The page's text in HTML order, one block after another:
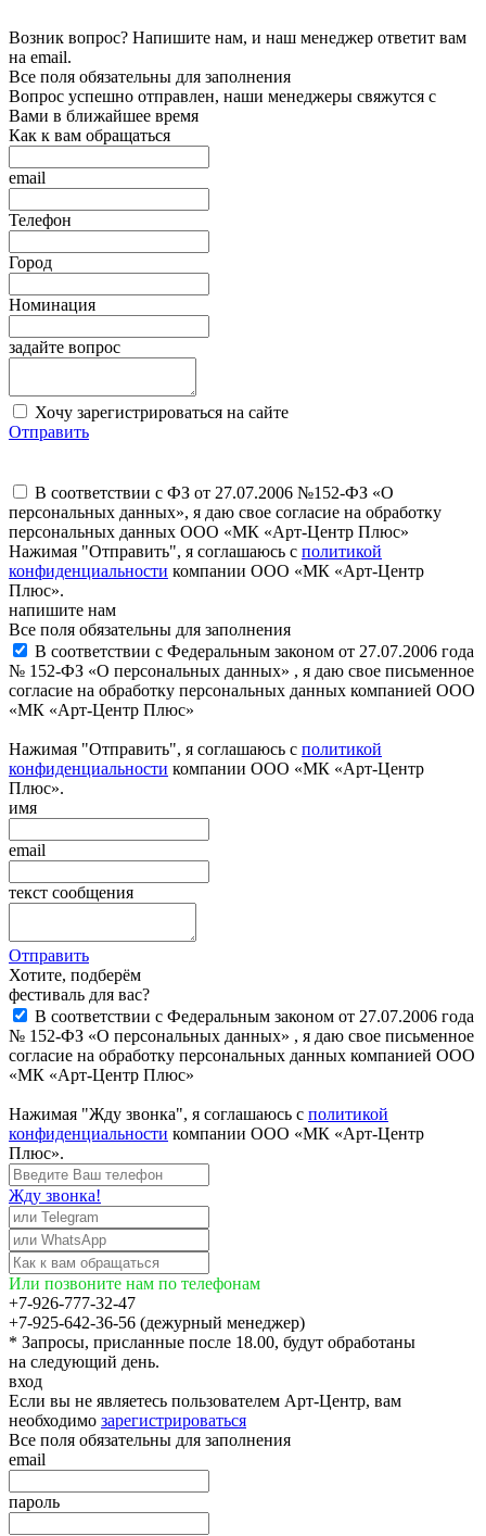
Возник вопрос? Напишите нам, и наш менеджер ответит вам
на email.
Все поля обязательны для заполнения
Вопрос успешно отправлен, наши менеджеры свяжутся с
Вами в ближайшее время
Как к вам обращаться
email
Телефон
Город
Номинация
задайте вопрос
Хочу зарегистрироваться на сайте
Отправить
В соответствии с ФЗ от 27.07.2006 №152-ФЗ «О
персональных данных», я даю свое согласие на обработку
персональных данных ООО «МК «Арт-Центр Плюс»
Нажимая "Отправить", я соглашаюсь с политикой
конфиденциальности компании ООО «МК «Арт-Центр
Плюс».
напишите нам
Все поля обязательны для заполнения
В соответствии с Федеральным законом от 27.07.2006 года
№ 152-ФЗ «О персональных данных» , я даю свое письменное
согласие на обработку персональных данных компанией ООО
«МК «Арт-Центр Плюс»
Нажимая "Отправить", я соглашаюсь с политикой
конфиденциальности компании ООО «МК «Арт-Центр
Плюс».
имя
email
текст сообщения
Отправить
Хотите, подберём
фестиваль для вас?
В соответствии с Федеральным законом от 27.07.2006 года
№ 152-ФЗ «О персональных данных» , я даю свое письменное
согласие на обработку персональных данных компанией ООО
«МК «Арт-Центр Плюс»
Нажимая "Жду звонка", я соглашаюсь с политикой
конфиденциальности компании ООО «МК «Арт-Центр
Плюс».
Жду звонка!
Или позвоните нам по телефонам
+7-926-777-32-47
+7-925-642-36-56 (дежурный менеджер)
* Запросы, присланные после 18.00, будут обработаны
на следующий день.
вход
Если вы не являетесь пользователем Арт-Центр, вам
необходимо зарегистрироваться
Все поля обязательны для заполнения
email
пароль